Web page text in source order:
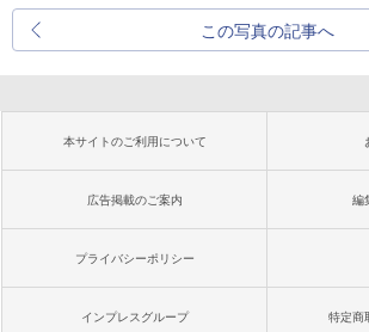
この写真の記事へ
本サイトのご利用について
広告掲載のご案内 編
プライバシーポリシー
インプレスグループ 特定商